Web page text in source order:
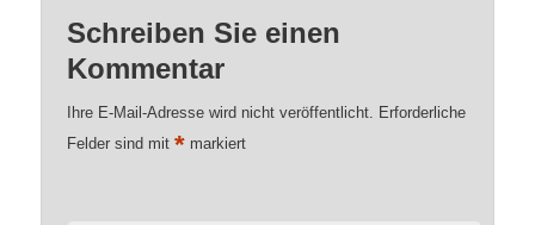
Schreiben Sie einen
Kommentar
Ihre E-Mail-Adresse wird nicht veröffentlicht. Erforderliche
Felder sind mit* markiert